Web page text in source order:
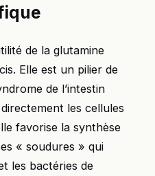
de la glutamine
Elle est un pilier de
de l’intestin
les cellules
favorise la synthèse
« soudures » qui
les bactéries de